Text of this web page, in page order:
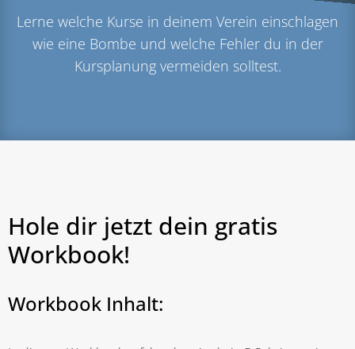
Lerne welche Kurse in deinem Verein einschlagen
wie eine Bombe und welche Fehler du in der
Kursplanung vermeiden solltest.
Hole dir jetzt dein gratis
Workbook!
Workbook Inhalt: